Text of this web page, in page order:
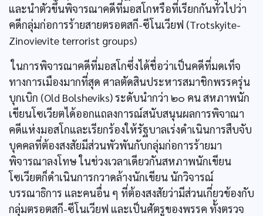
และนำตัวขึ้นพิจารณาคดีที่มอสโกหรือที่เรียกกันทั่วไปว่า
คดีกลุ่มก่อการร้ายสายตรอตสกี-ซีโนเวียฟ (Trotskyite-
Zinovievite terrorist groups)
ในการพิจารณาคดีที่มอสโกซึ่งได้ชื่อว่าเป็นคดีที่มดเท็จ
ทางการเมืองมากที่สุด ศาลตัดสินประหารสมาชิกพรรครุ่น
บุกเบิก (Old Bolsheviks) ระดับนำกว่า ๒๐ คน สหภาพนัก
เขียนโซเวียตได้ออกแถลงการณ์สนับสนุนผลการพิจาณา
คดีแห่งมอสโกและเรียกร้องให้รัฐบาลเร่งดำเนินการสืบจับ
บุคคลที่ต้องสงสัยมีส่วนพัวพันกับกลุ่มก่อการร้ายมา
พิจารณาลงโทษ ในช่วงเวลาเดียวกันสหภาพนักเขียน
โซเวียตก็ดำเนินการกวาดล้างนักเขียน นักวิจารณ์
บรรณาธิการ และคนอื่น ๆ ที่ต้องสงสัยว่ามีส่วนเกี่ยวข้องกับ
กลุ่มตรอตสกี-ซีโนเวียฟ และเป็นศัตรูของพรรค ทั้งตรวจ